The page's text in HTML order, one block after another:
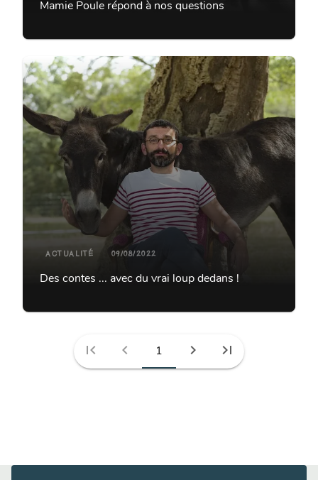
Mamie Poule répond à nos questions
ACTUALITÉ 09/08/2022
Des contes ... avec du vrai loup dedans !
first_page chevron_left 1 chevron_right last_page